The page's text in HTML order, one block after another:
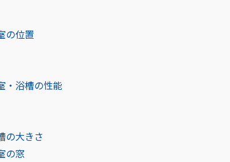
の位置
・浴槽の性能
の大きさ
の窓